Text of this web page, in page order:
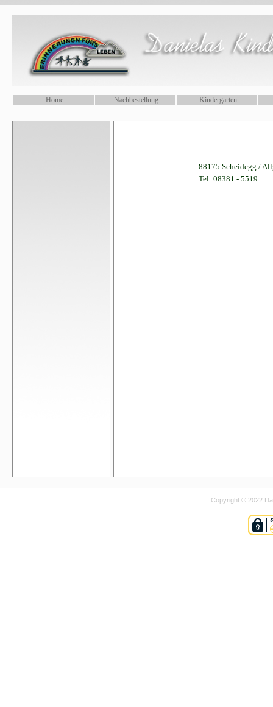
Home Nachbestellung Kindergarten
88175 Scheidegg /
Tel: 08381 - 5519
Copyright © 2022